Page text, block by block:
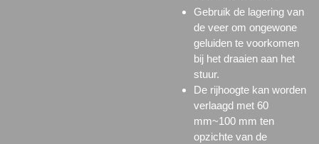
Gebruik de lagering van
de veer om ongewone
geluiden te voorkomen
bij het draaien aan het
stuur.
De rijhoogte kan worden
verlaagd met 60
mm~100 mm ten
opzichte van de